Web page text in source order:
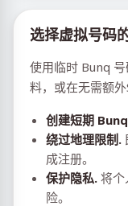
选择虚拟号码
使用临时 Bunq
料，或在无需额
创建短期
绕过地理限制.
成注册。
保护隐私. 将个
险。